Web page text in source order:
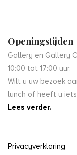
Openingstijden
Gallery en Gallery
10:00 tot 17:00 uur.
Wilt u uw bezoek
lunch of heeft u
Lees verder.
Privacyverklaring